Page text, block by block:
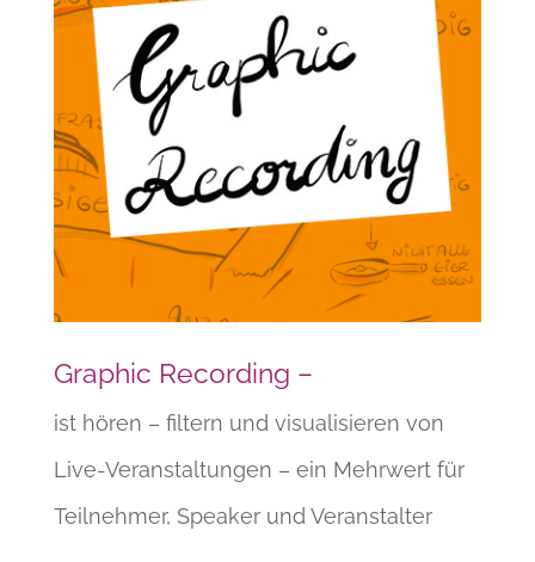
Graphic Recording –
ist hören – filtern und visualisieren von
Live-Veranstaltungen – ein Mehrwert für
Teilnehmer, Speaker und Veranstalter